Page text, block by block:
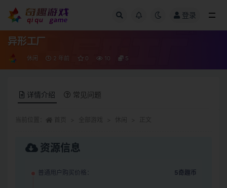
登录
异形工厂
休闲 2 年前 0 10 5
详情介绍 常见问题
资源信息
普通用户购买价格： 5奇趣币